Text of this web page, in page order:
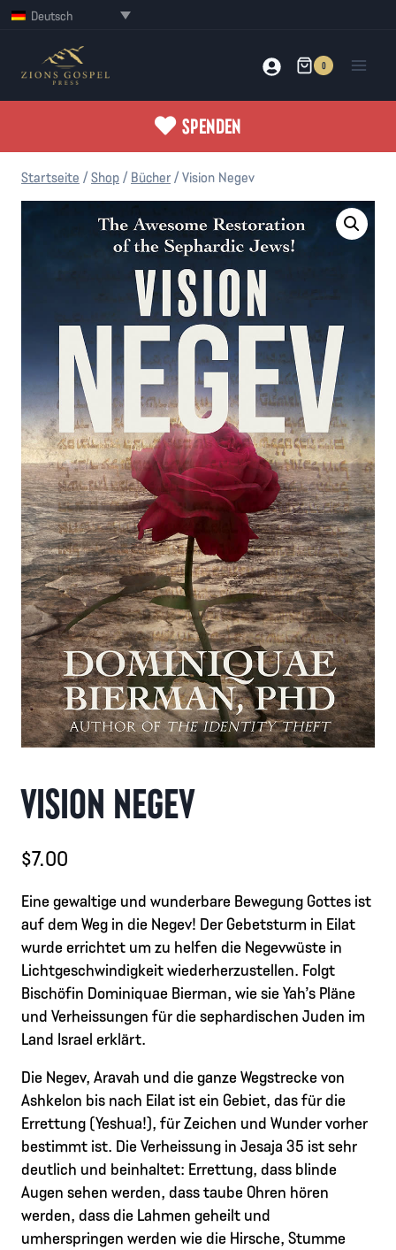
Zum
springen
Deutsch
0
SPENDEN
Startseite / Shop / Bücher / Vision Negev
VISION NEGEV
$7.00
Eine gewaltige und wunderbare Bewegung Gottes ist
auf dem Weg in die Negev! Der Gebetsturm in Eilat
wurde errichtet um zu helfen die Negevwüste in
Lichtgeschwindigkeit wiederherzustellen. Folgt
Bischöfin Dominiquae Bierman, wie sie Yah’s Pläne
und Verheissungen für die sephardischen Juden im
Land Israel erklärt.
Die Negev, Aravah und die ganze Wegstrecke von
Ashkelon bis nach Eilat ist ein Gebiet, das für die
Errettung (Yeshua!), für Zeichen und Wunder vorher
bestimmt ist. Die Verheissung in Jesaja 35 ist sehr
deutlich und beinhaltet: Errettung, dass blinde
Augen sehen werden, dass taube Ohren hören
werden, dass die Lahmen geheilt und
umherspringen werden wie die Hirsche, Stumme